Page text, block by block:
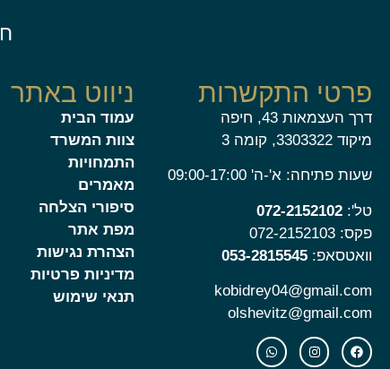
פרטי התקשרות
דרך העצמאות 43, חיפה
מיקוד 3303322, קומה 3
שעות פתיחה: א'-ה' 09:00-17:00
טל': 072-2152102
פקס: 072-2152103
וואטסאפ: 053-2815545
kobidrey04@gmail.com
olshevitz@gmail.com
ניווט באתר
עמוד הבית
צוות המשרד
התמחויות
מאמרים
סיפורי הצלחה
מפת אתר
הצהרת נגישות
מדיניות פרטיות
תנאי שימוש